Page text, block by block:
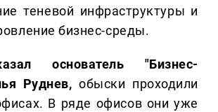
теневой инфраструктуры и
бизнес-среды.
основатель "Бизнес-
Руднев, обыски проходили
В ряде офисов они уже